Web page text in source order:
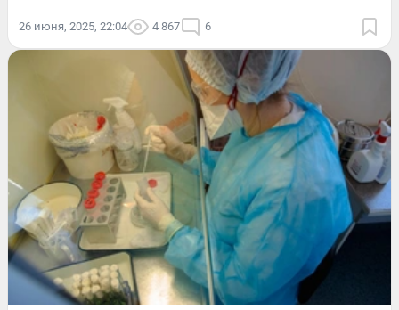
26 июня, 2025, 22:04 4 867 6